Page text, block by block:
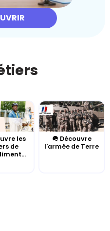
les
de
🪖 Découvre
l'armée de Terre